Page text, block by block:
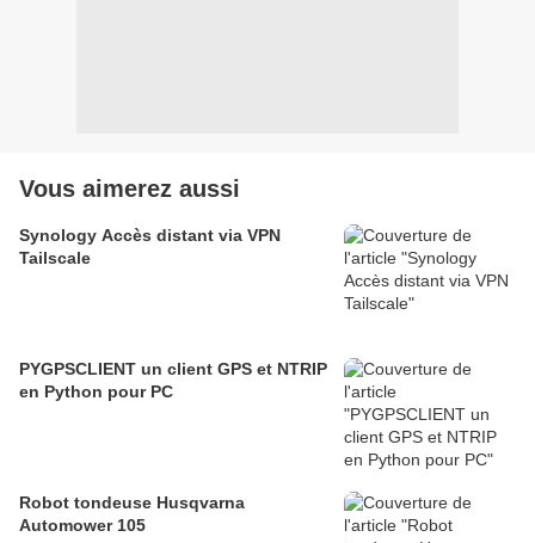
Vous aimerez aussi
Synology Accès distant via VPN
Tailscale
PYGPSCLIENT un client GPS et NTRIP
en Python pour PC
Robot tondeuse Husqvarna
Automower 105